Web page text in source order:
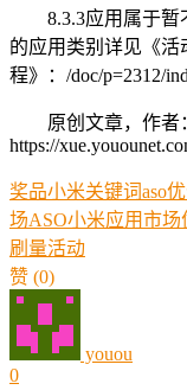
8.3.3应用属于
的应用类别详见《活
程》：/doc/p=2312/
原创文章，作者
https://
奖品小米关键词aso
场ASO小米应用市场
刷量活动
赞 (0)
youou
0